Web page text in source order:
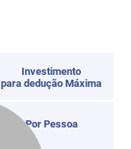
Investimento
para dedução Máxima
Por Pessoa